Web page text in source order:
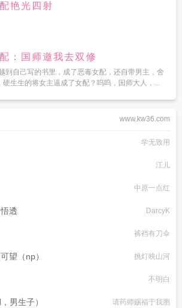
艳光四射
：国师邀我去双修
到自己写的书里，成了恶毒女配，还自带男主，舍
硬生生的将女主逼成了女配？呜呜，国师大人，...
www.kw36.com
学无致用
江儿
中原一点红
透 DarcyK
裤裆有刀伞
望（np） 挑灯映山河
不明白
男生子） 请药师赐福于我胞